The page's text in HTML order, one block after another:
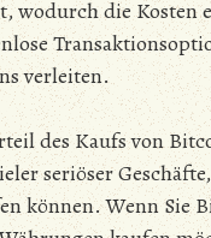
wodurch die Kosten
verleiten.
des Kaufs von
seriöser
können. Wenn Sie